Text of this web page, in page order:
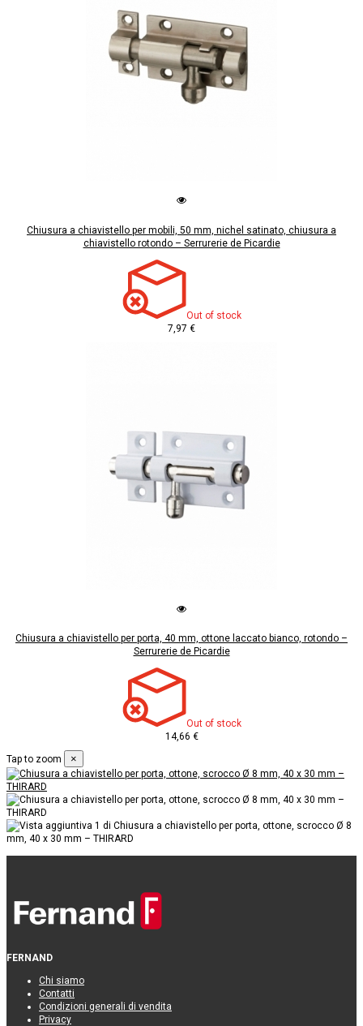
Chiusura a chiavistello per mobili, 50 mm, nichel satinato, chiusura a
chiavistello rotondo – Serrurerie de Picardie
Out of stock
7,97 €
Chiusura a chiavistello per porta, 40 mm, ottone laccato bianco, rotondo –
Serrurerie de Picardie
Out of stock
14,66 €
Tap to zoom
×
FERNAND
Chi siamo
Contatti
Condizioni generali di vendita
Privacy